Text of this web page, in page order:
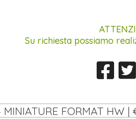
Su richiesta possiamo
MINIATURE FORMAT HW |